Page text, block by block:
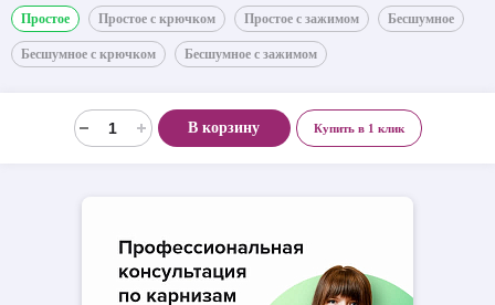
Простое Простое с крючком Простое с зажимом Бесшумное
Бесшумное с крючком Бесшумное с зажимом
В корзину Купить в 1 клик